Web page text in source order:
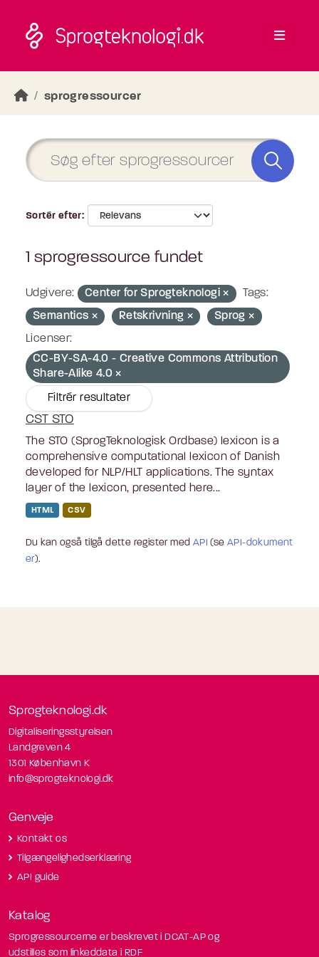
sprogressourcer
Sortér efter
1 sprogressource fundet
Udgivere: Center for Sprogteknologi
Tags:
Semantics
Retskrivning
Sprog
Licenser:
CC-BY-SA-4.0 - Creative Commons Attribution
Share-Alike 4.0
Filtrér resultater
CST STO
The STO (SprogTeknologisk Ordbase) lexicon is a
comprehensive computational lexicon of Danish
developed for NLP/HLT applications. The syntax
layer of the lexicon, presented here...
HTML CSV
Du kan også tilgå dette register med API (seAPI-dokument
er).
Sprogteknologi.dk
Digitaliseringsstyrelsen
Landgreven 4
1301 København K
info@sprogteknologi.dk
Genveje
Kontakt os
Tilgængelighedserklæring
API guide
Katalog
Sprogressourcerne er beskrevet i DCAT-AP og
udstilles som linkeddata i RDF